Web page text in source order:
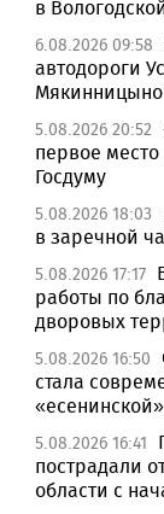
в
6.08.2026 09:58
автодороги
Мякинницыно
5.08.2026 20:52
первое
Госдуму
5.08.2026 18:03
в заречной
5.08.2026 17:17
работы по
дворовых
5.08.2026 16:50
стала
5.08.2026 16:41
пострадали
области с